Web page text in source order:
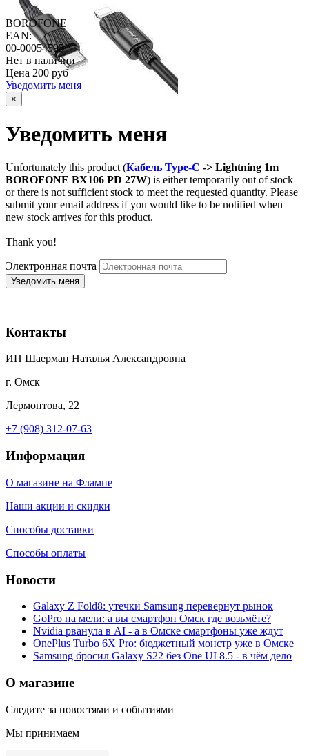
BOROFONE
EAN:
00-00054595
Нет в наличии
Цена 200 руб
Уведомить меня
×
Уведомить меня
Unfortunately this product (Кабель Type-C -> Lightning 1m
BOROFONE BX106 PD 27W) is either temporarily out of stock
or there is not sufficient stock to meet the requested quantity. Please
submit your email address if you would like to be notified when
new stock arrives for this product.
Thank you!
Электронная почта
Контакты
ИП Шаерман Наталья Александровна
г. Омск
Лермонтова, 22
+7 (908) 312-07-63
Информация
О магазине на Флампе
Наши акции и скидки
Способы доставки
Способы оплаты
Новости
Galaxy Z Fold8: утечки Samsung перевернут рынок
GoPro на мели: а вы смартфон Омск где возьмёте?
Nvidia рванула в AI - а в Омске смартфоны уже ждут
OnePlus Turbo 6X Pro: бюджетный монстр уже в Омске
Samsung бросил Galaxy S22 без One UI 8.5 - в чём дело
О магазине
Следите за новостями и событиями
Мы принимаем